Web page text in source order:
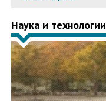
Наука и технологии